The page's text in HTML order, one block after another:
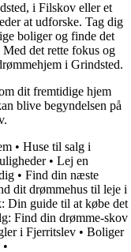
i Filskov eller et
at udforske. Tag dig
boliger og finde det
det rette fokus og
i Grindsted.
dit fremtidige hjem
blive begyndelsen på
• Huse til salg i
• Lej en
• Find din næste
dit drømmehus til leje i
Din guide til at købe det
Find din drømme-skov
i Fjerritslev • Boliger
•